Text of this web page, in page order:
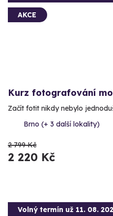
AKCE
Kurz fotografování
Začít fotit nikdy nebylo
Brno (+ 3 další lokality)
2 799 Kč
2 220 Kč
Volný termín už 11. 08.